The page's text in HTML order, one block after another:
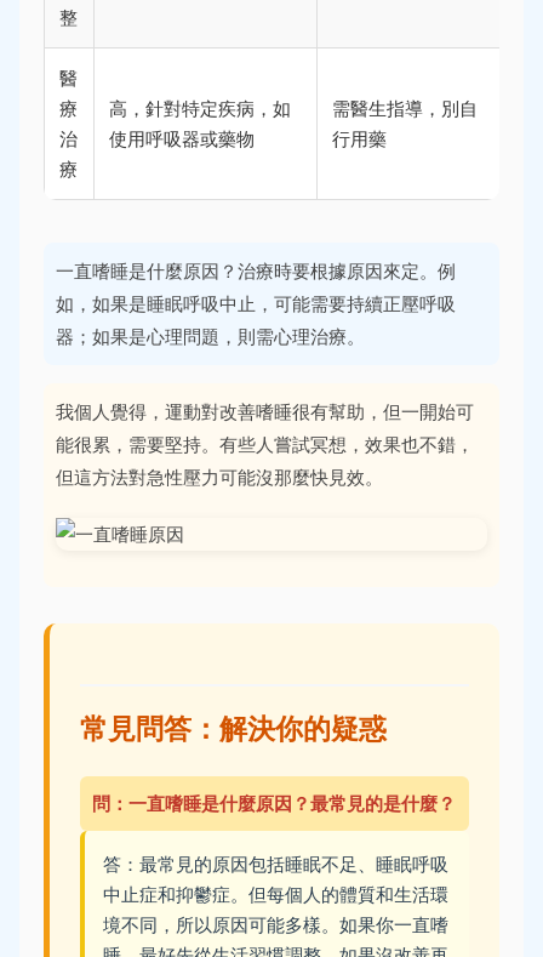
整
醫
療
治
療
高，針對特定疾病，如
使用呼吸器或藥物
需醫生指導，別自
行用藥
一直嗜睡是什麼原因？治療時要根據原因來定。例
如，如果是睡眠呼吸中止，可能需要持續正壓呼吸
器；如果是心理問題，則需心理治療。
我個人覺得，運動對改善嗜睡很有幫助，但一開始可
能很累，需要堅持。有些人嘗試冥想，效果也不錯，
但這方法對急性壓力可能沒那麼快見效。
常見問答：解決你的疑惑
問：一直嗜睡是什麼原因？最常見的是什麼？
答：最常見的原因包括睡眠不足、睡眠呼吸
中止症和抑鬱症。但每個人的體質和生活環
境不同，所以原因可能多樣。如果你一直嗜